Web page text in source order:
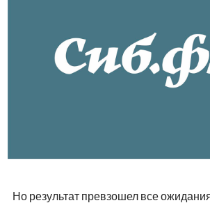
Но результат превзошел все